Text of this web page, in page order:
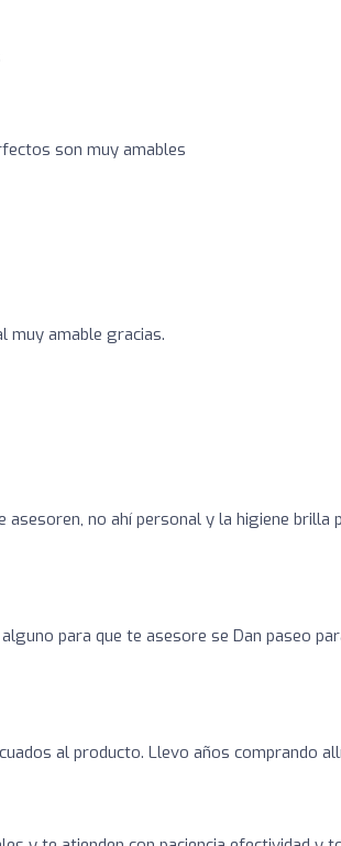
son muy amables
muy amable gracias.
no ahí personal y la higiene brilla
para que te asesore se Dan paseo
al producto. Llevo años comprando